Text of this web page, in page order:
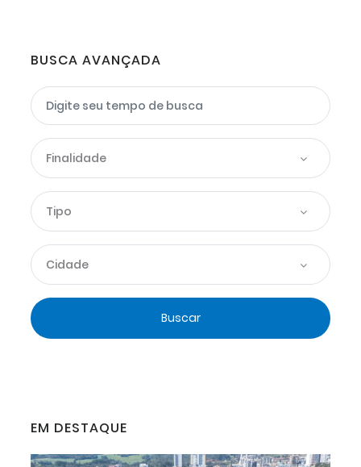
BUSCA AVANÇADA
Finalidade
Tipo
Cidade
Buscar
EM DESTAQUE